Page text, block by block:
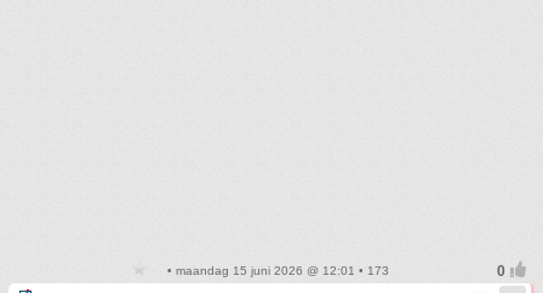
• maandag 15 juni 2026 @ 12:01 • 173